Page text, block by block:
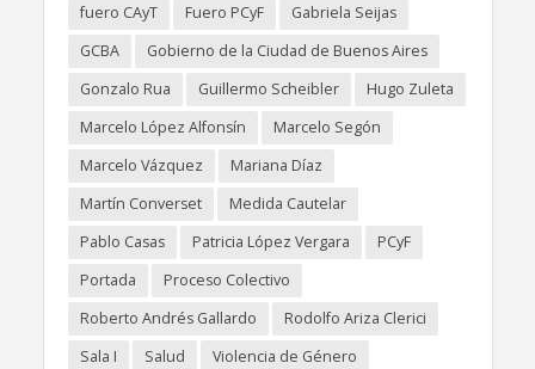
fuero CAyT
Fuero PCyF
Gabriela Seijas
GCBA
Gobierno de la Ciudad de Buenos Aires
Gonzalo Rua
Guillermo Scheibler
Hugo Zuleta
Marcelo López Alfonsín
Marcelo Segón
Marcelo Vázquez
Mariana Díaz
Martín Converset
Medida Cautelar
Pablo Casas
Patricia López Vergara
PCyF
Portada
Proceso Colectivo
Roberto Andrés Gallardo
Rodolfo Ariza Clerici
Sala I
Salud
Violencia de Género